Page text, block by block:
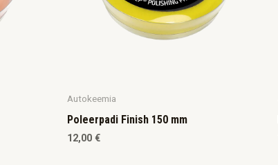
Autokeemia
Poleerpadi Finish 150 mm
12,00 €